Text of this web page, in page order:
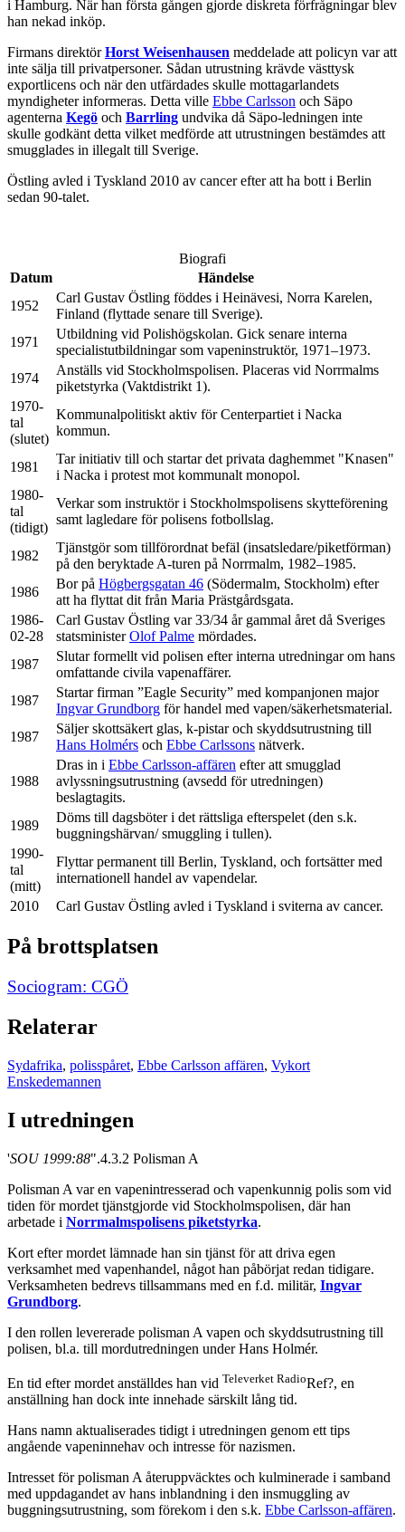
i Hamburg. När han första gången gjorde diskreta förfrågningar blev
han nekad inköp.
Firmans direktörHorst Weisenhausen meddelade att policyn var att
inte sälja till privatpersoner. Sådan utrustning krävde västtysk
exportlicens och när den utfärdades skulle mottagarlandets
myndigheter informeras. Detta ville Ebbe Carlsson och Säpo
agenterna Kegö och Barrling undvika då Säpo-ledningen inte
skulle godkänt detta vilket medförde att utrustningen bestämdes att
smugglades in illegalt till Sverige.
Östling avled i Tyskland 2010 av cancer efter att ha bott i Berlin
sedan 90-talet.
Biografi
Datum
Händelse
1952
Carl Gustav Östling föddes i Heinävesi, Norra Karelen,
Finland (flyttade senare till Sverige).
1971
Utbildning vid Polishögskolan. Gick senare interna
specialistutbildningar som vapeninstruktör, 1971–1973.
1974
Anställs vid Stockholmspolisen. Placeras vid Norrmalms
piketstyrka (Vaktdistrikt 1).
1970-
tal
(slutet)
Kommunalpolitiskt aktiv för Centerpartiet i Nacka
kommun.
1981
Tar initiativ till och startar det privata daghemmet "Knasen"
i Nacka i protest mot kommunalt monopol.
1980-
tal
(tidigt)
Verkar som instruktör i Stockholmspolisens skytteförening
samt lagledare för polisens fotbollslag.
1982
Tjänstgör som tillförordnat befäl (insatsledare/piketförman)
på den beryktade A-turen på Norrmalm, 1982–1985.
1986
Bor på Högbergsgatan 46 (Södermalm, Stockholm) efter
att ha flyttat dit från Maria Prästgårdsgata.
1986-
02-28
Carl Gustav Östling var 33/34 år gammal året då Sveriges
statsministerOlof Palme mördades.
1987
Slutar formellt vid polisen efter interna utredningar om hans
omfattande civila vapenaffärer.
1987
Startar firman ”Eagle Security” med kompanjonen major
Ingvar Grundborg för handel med vapen/säkerhetsmaterial.
1987
Säljer skottsäkert glas, k-pistar och skyddsutrustning till
Hans Holmérs och Ebbe Carlssons nätverk.
1988
Dras in i Ebbe Carlsson-affären efter att smugglad
avlyssningsutrustning (avsedd för utredningen)
beslagtagits.
1989
Döms till dagsböter i det rättsliga efterspelet (den s.k.
buggningshärvan/ smuggling i tullen).
1990-
tal
(mitt)
Flyttar permanent till Berlin, Tyskland, och fortsätter med
internationell handel av vapendelar.
2010
Carl Gustav Östling avled i Tyskland i sviterna av cancer.
På brottsplatsen
Sociogram: CGÖ
Relaterar
Sydafrika, polisspåret, Ebbe Carlsson affären, Vykort
Enskedemannen
I utredningen
'SOU 1999:88".4.3.2 Polisman A
Polisman A var en vapenintresserad och vapenkunnig polis som vid
tiden för mordet tjänstgjorde vid Stockholmspolisen, där han
arbetade i Norrmalmspolisens piketstyrka.
Kort efter mordet lämnade han sin tjänst för att driva egen
verksamhet med vapenhandel, något han påbörjat redan tidigare.
Verksamheten bedrevs tillsammans med en f.d. militär, Ingvar
Grundborg.
I den rollen levererade polisman A vapen och skyddsutrustning till
polisen, bl.a. till mordutredningen under Hans Holmér.
En tid efter mordet anställdes han vid Televerket RadioRef?, en
anställning han dock inte innehade särskilt lång tid.
Hans namn aktualiserades tidigt i utredningen genom ett tips
angående vapeninnehav och intresse för nazismen.
Intresset för polisman A återuppväcktes och kulminerade i samband
med uppdagandet av hans inblandning i den insmuggling av
buggningsutrustning, som förekom i den s.k. Ebbe Carlsson-affären.